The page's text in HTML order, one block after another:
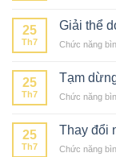
25
Th7
Giải thể
Chức năng
25
Th7
Tạm
Chức năng
25
Th7
Thay đổi
Chức năng